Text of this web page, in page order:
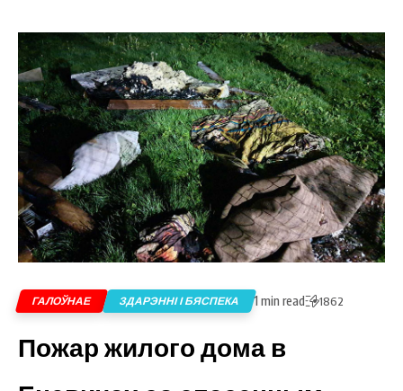
ГАЛОЎНАЕ ЗДАРЭННІ І БЯСПЕКА 1 min read 1862
Пожар жилого дома в